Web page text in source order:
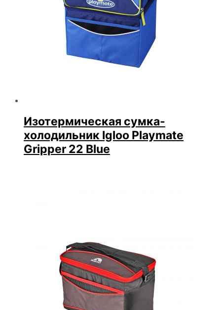
Изотермическая сумка-
холодильник Igloo Playmate
Gripper 22 Blue